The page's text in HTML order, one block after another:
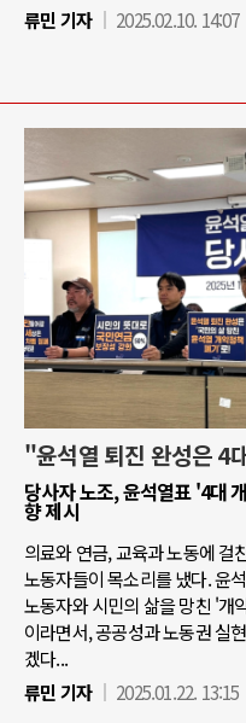
류민 기자
2025.02.10. 14:07
"윤석열 퇴진 완성은 4
당사자 노조, 윤석열표 '4대
향 제시
의료와 연금, 교육과 노동에 걸
노동자들이 목소리를 냈다. 윤
노동자와 시민의 삶을 망친 '개
이라면서, 공공성과 노동권 실
겠다...
류민 기자
2025.01.22. 13:15